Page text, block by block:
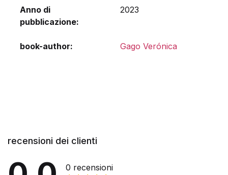
Anno di
pubblicazione
2023
book-author Gago Verónica
recensioni dei clienti
0 recensioni